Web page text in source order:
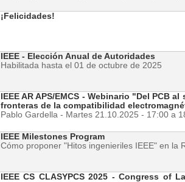
¡Felicidades!
IEEE - Elección Anual de Autoridades
Habilitada hasta el 01 de octubre de 2025
IEEE AR APS/EMCS - Webinario "Del PCB
fronteras de la compatibilidad
Pablo Gardella - Martes 21.10.2025 - 17:00 a
IEEE Milestones Program
Cómo proponer "Hitos ingenieriles IEEE" en la
IEEE CS CLASYPCS 2025 - Congress of